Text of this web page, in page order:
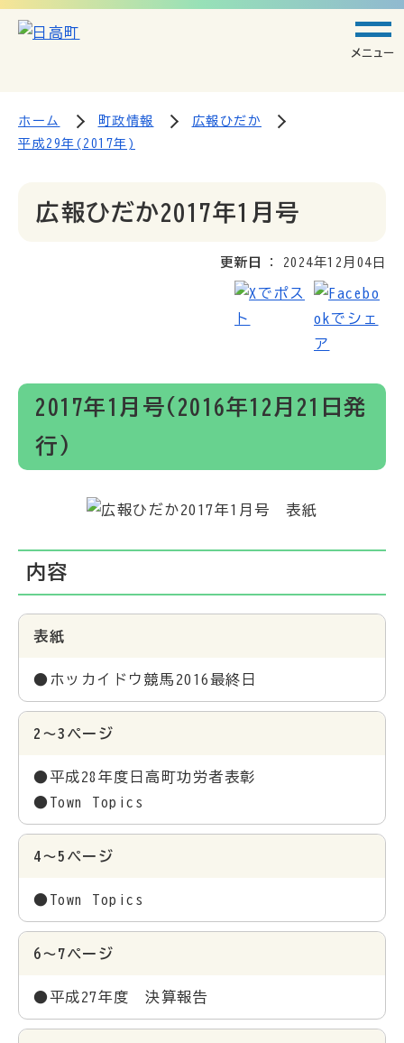
メニュー
ホーム 町政情報
広報ひだか
平成29年(2017年)
広報ひだか2017年1月号
更新日 2024年12月04日
2017年1月号(2016年12月21日発
行)
内容
表紙
●ホッカイドウ競馬2016最終日
2～3ページ
●平成28年度日高町功労者表彰
●Town Topics
4～5ページ
●Town Topics
6～7ページ
●平成27年度 決算報告